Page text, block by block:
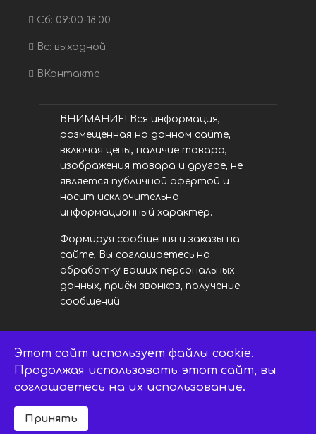
Сб: 09:00-18:00
Вс: выходной
ВКонтакте
ВНИМАНИЕ! Вся информация,
размещенная на данном сайте,
включая цены, наличие товара,
изображения товара и другое, не
является публичной офертой и
носит исключительно
информационный характер.
Формируя сообщения и заказы на
сайте, Вы соглашаетесь на
обработку ваших персональных
данных, приём звонков, получение
сообщений.
LED центр. © 2014 - 2026
ledsaratov.ru. Все права защищены.
Этот сайт использует файлы cookie.
Продолжая использовать этот сайт, вы
соглашаетесь на их использование.
Принять